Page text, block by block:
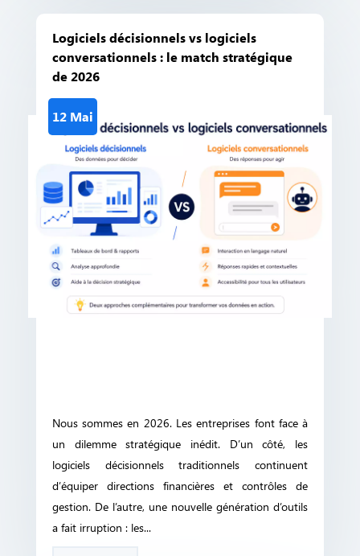
Logiciels décisionnels vs logiciels
conversationnels : le match stratégique
de 2026
12 Mai
Nous sommes en 2026. Les entreprises font face à
un dilemme stratégique inédit. D’un côté, les
logiciels décisionnels traditionnels continuent
d’équiper directions financières et contrôles de
gestion. De l’autre, une nouvelle génération d’outils
a fait irruption : les...